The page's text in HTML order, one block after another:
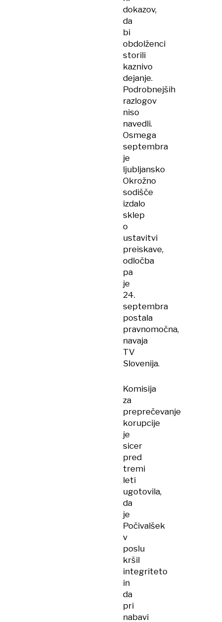
dokazov,
da
bi
obdolženci
storili
kaznivo
dejanje.
Podrobnejših
razlogov
niso
navedli.
Osmega
septembra
je
ljubljansko
Okrožno
sodišče
izdalo
sklep
o
ustavitvi
preiskave,
odločba
pa
je
24.
septembra
postala
pravnomočna,
navaja
TV
Slovenija.
Komisija
za
preprečevanje
korupcije
je
sicer
pred
tremi
leti
ugotovila,
da
je
Počivalšek
v
poslu
kršil
integriteto
in
da
pri
nabavi